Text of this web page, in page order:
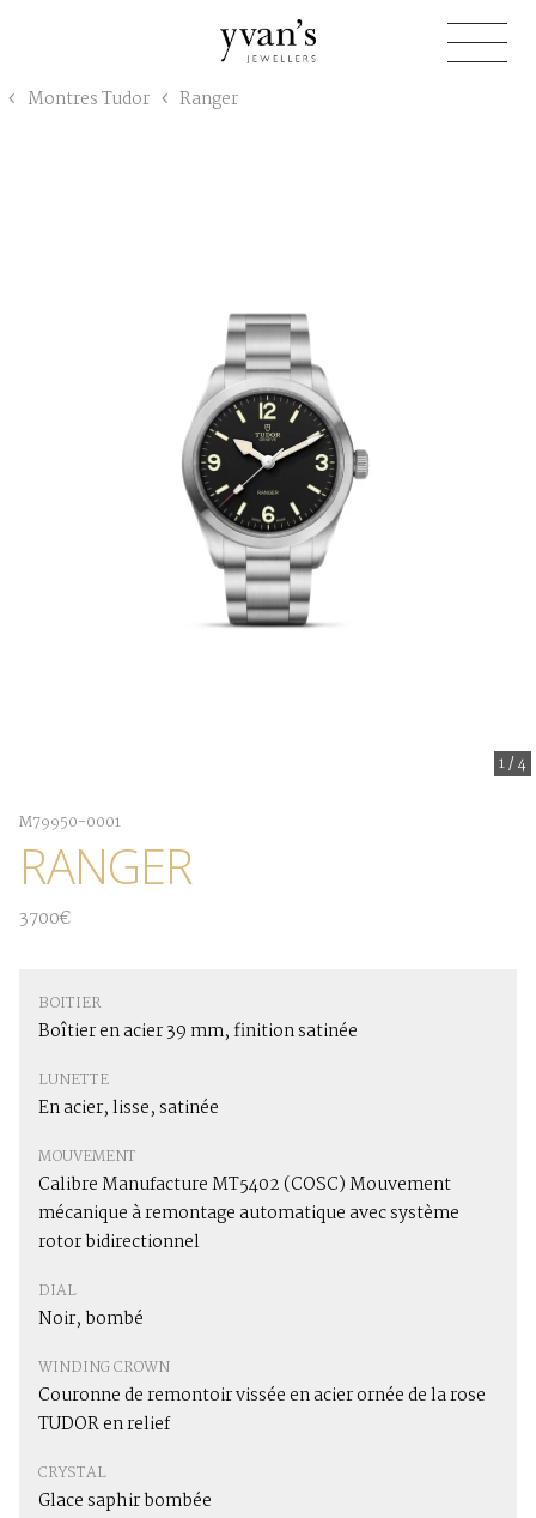
Montres Tudor Ranger
1/4
M79950-0001
RANGER
3700€
BOITIER
Boîtier en acier 39 mm, finition satinée
LUNETTE
En acier, lisse, satinée
MOUVEMENT
Calibre Manufacture MT5402 (COSC) Mouvement
mécanique à remontage automatique avec système
rotor bidirectionnel
DIAL
Noir, bombé
WINDING CROWN
Couronne de remontoir vissée en acier ornée de la rose
TUDOR en relief
CRYSTAL
Glace saphir bombée